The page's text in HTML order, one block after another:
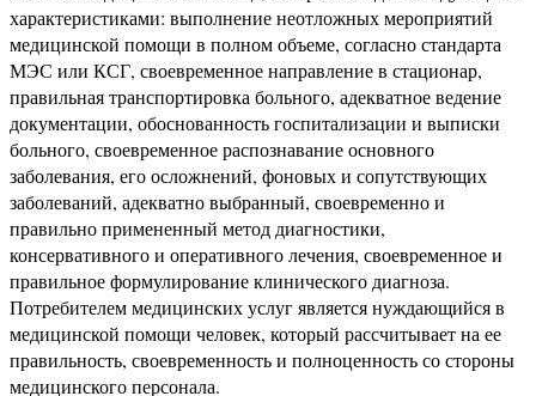
характеристиками: выполнение неотложных мероприятий
медицинской помощи в полном объеме, согласно стандарта
МЭС или КСГ, своевременное направление в стационар,
правильная транспортировка больного, адекватное ведение
документации, обоснованность госпитализации и выписки
больного, своевременное распознавание основного
заболевания, его осложнений, фоновых и сопутствующих
заболеваний, адекватно выбранный, своевременно и
правильно примененный метод диагностики,
консервативного и оперативного лечения, своевременное и
правильное формулирование клинического диагноза.
Потребителем медицинских услуг является нуждающийся в
медицинской помощи человек, который рассчитывает на ее
правильность, своевременность и полноценность со стороны
медицинского персонала.